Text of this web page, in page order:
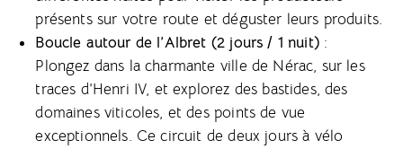
présents sur votre route et déguster leurs produits.
Boucle autour de l’Albret (2 jours / 1 nuit):
Plongez dans la charmante ville de Nérac, sur les
traces d’Henri IV, et explorez des bastides, des
domaines viticoles, et des points de vue
exceptionnels. Ce circuit de deux jours à vélo